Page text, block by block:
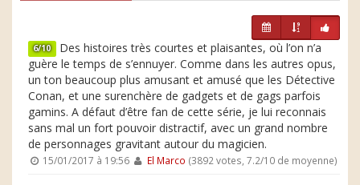
6/10 Des histoires très courtes et plaisantes, où l’on n’a
guère le temps de s’ennuyer. Comme dans les autres opus,
un ton beaucoup plus amusant et amusé que les Détective
Conan, et une surenchère de gadgets et de gags parfois
gamins. A défaut d’être fan de cette série, je lui reconnais
sans mal un fort pouvoir distractif, avec un grand nombre
de personnages gravitant autour du magicien.
15/01/2017 à 19:56 El Marco (3892 votes, 7.2/10 de moyenne)